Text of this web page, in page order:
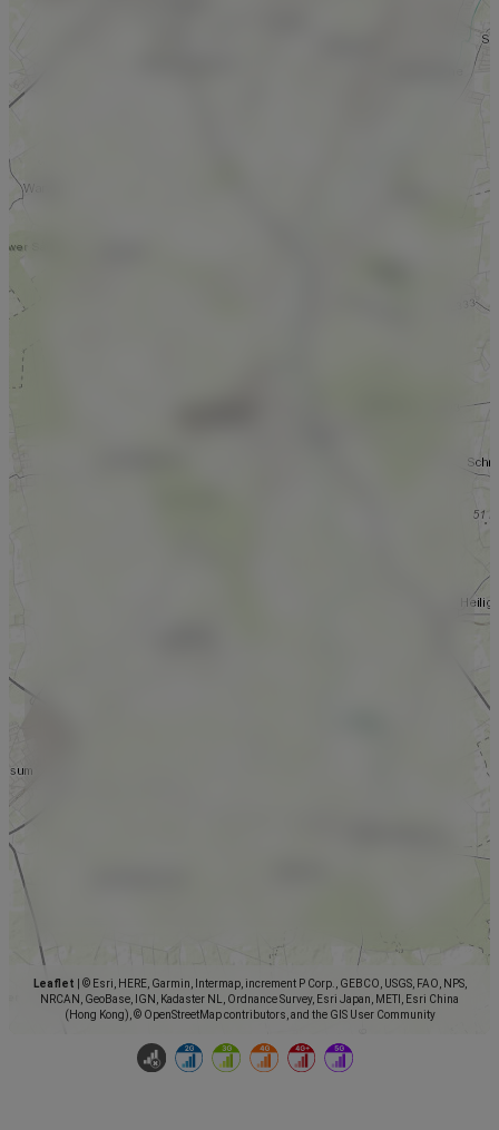
Leaflet
© Esri, HERE, Garmin, Intermap, increment P Corp., GEBCO, USGS, FAO, NPS,
NRCAN, GeoBase, IGN, Kadaster NL, Ordnance Survey, Esri Japan, METI, Esri China
(Hong Kong), © OpenStreetMap contributors, and the GIS User Community